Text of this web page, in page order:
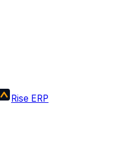
Rise ERP